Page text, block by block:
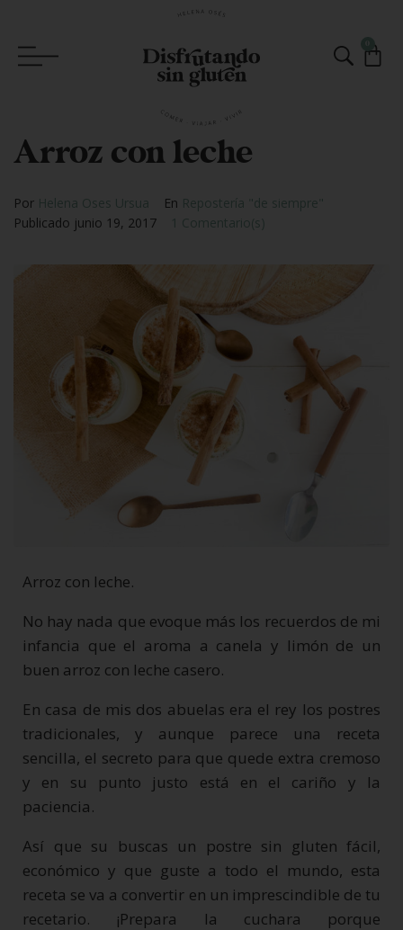
Arroz con leche
Por Helena Oses Ursua En Repostería "de siempre"
Publicado junio 19, 2017 1 Comentario(s)
Arroz con leche.
No hay nada que evoque más los recuerdos de mi
infancia que el aroma a canela y limón de un
buen arroz con leche casero.
En casa de mis dos abuelas era el rey los postres
tradicionales, y aunque parece una receta
sencilla, el secreto para que quede extra cremoso
y en su punto justo está en el cariño y la
paciencia.
Así que su buscas un postre sin gluten fácil,
económico y que guste a todo el mundo, esta
receta se va a convertir en un imprescindible de tu
recetario. ¡Prepara la cuchara porque